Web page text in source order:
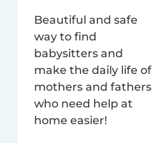
Beautiful and safe
way to find
babysitters and
make the daily life of
mothers and fathers
who need help at
home easier!